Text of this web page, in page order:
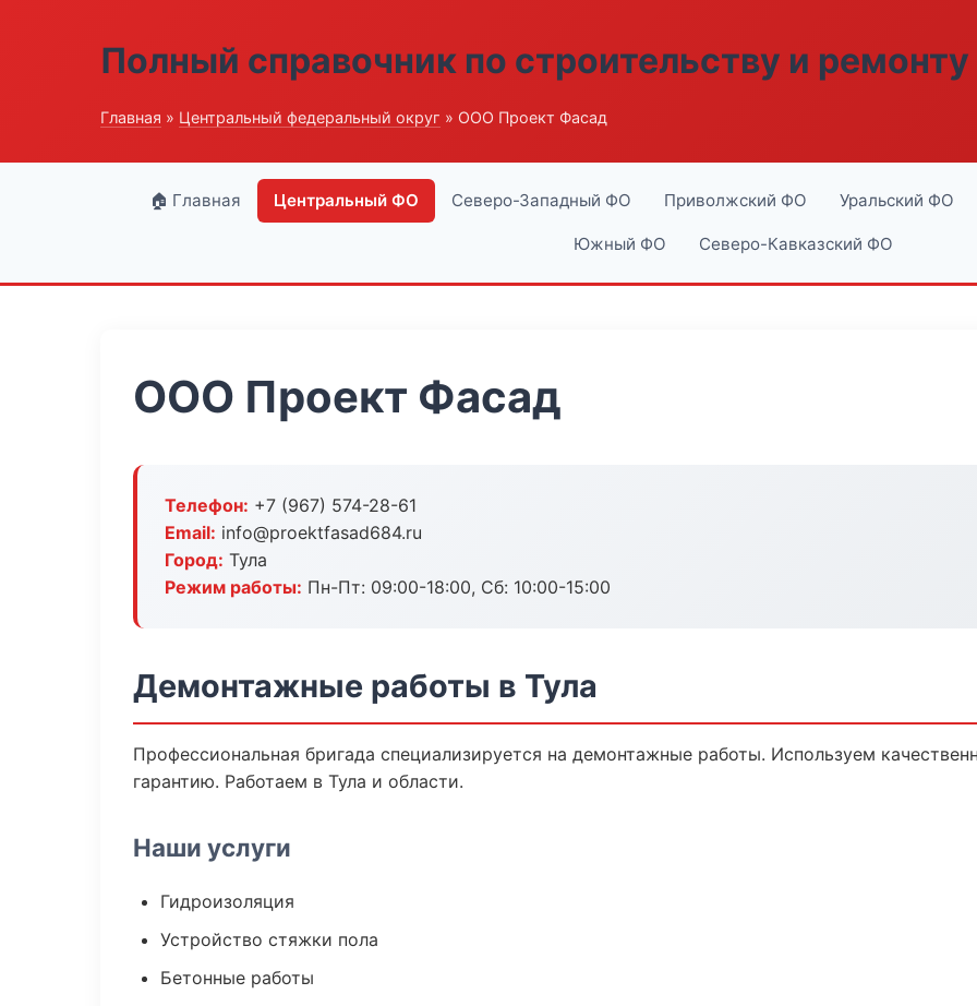
Полный справочник по строительству и ремонту
Главная » Центральный федеральный округ » ООО Проект Фасад
🏠 Главная Центральный ФО Северо-Западный ФО Приволжский ФО Уральский ФО
Южный ФО Северо-Кавказский ФО
ООО Проект Фасад
Телефон: +7 (967) 574-28-61
Email: info@proektfasad684.ru
Город: Тула
Режим работы: Пн-Пт: 09:00-18:00, Сб: 10:00-15:00
Демонтажные работы в Тула
Профессиональная бригада специализируется на демонтажные работы. Используем
гарантию. Работаем в Тула и области.
Наши услуги
Гидроизоляция
Устройство стяжки пола
Бетонные работы